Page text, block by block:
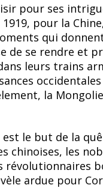
pour ses
1919, pour la
qui
de se rendre et
leurs trains
la
est le but de la
chinoises, les
révolutionnaires
ardue pour